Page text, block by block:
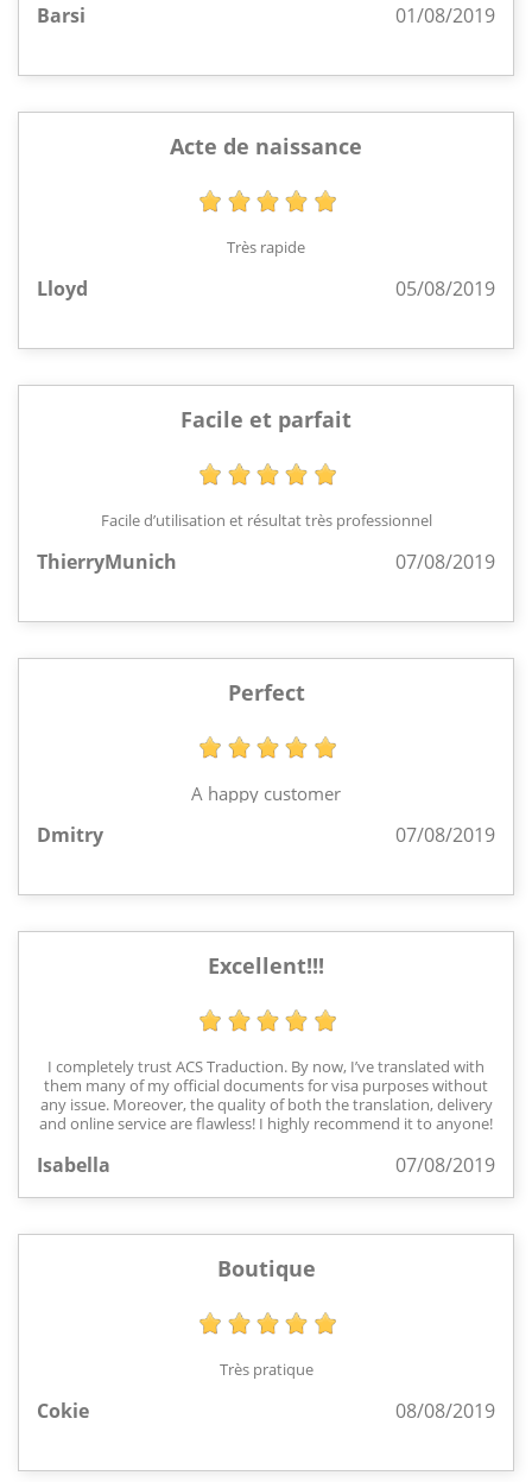
Barsi 01/08/2019
Acte de naissance
Très rapide
Lloyd 05/08/2019
Facile et parfait
Facile d’utilisation et résultat très professionnel
ThierryMunich 07/08/2019
Perfect
A happy customer
Dmitry 07/08/2019
Excellent!!!
I completely trust ACS Traduction. By now, I’ve translated with
them many of my official documents for visa purposes without
any issue. Moreover, the quality of both the translation, delivery
and online service are flawless! I highly recommend it to anyone!
Isabella 07/08/2019
Boutique
Très pratique
Cokie 08/08/2019